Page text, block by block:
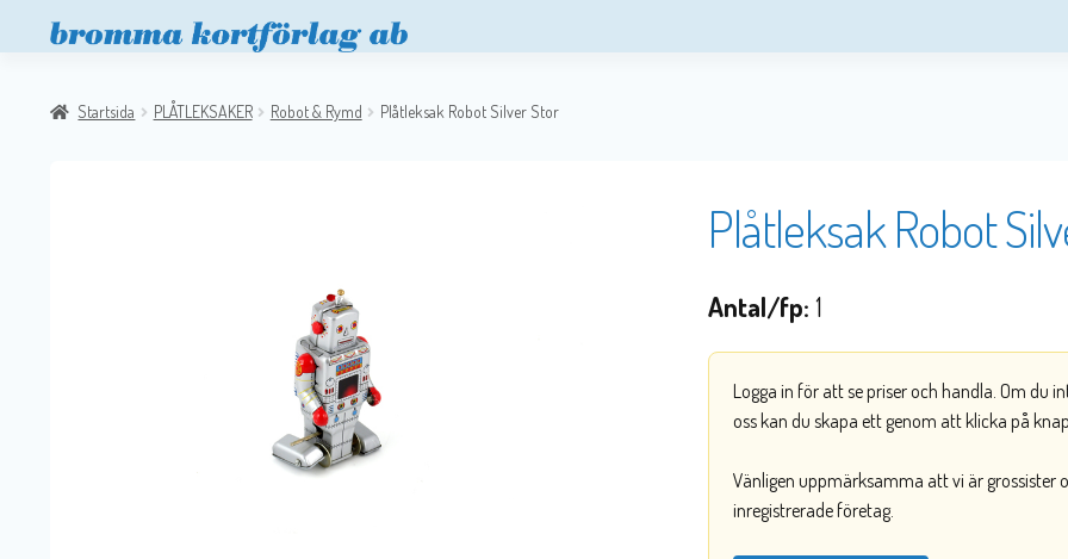
Startsida PLÅTLEKSAKER Robot & Rymd Plåtleksak Robot Silver Stor
Plåtleksak Robot
Antal/fp: 1
Logga in för att se priser och handla. Om du
oss kan du skapa ett genom att klicka på
Vänligen uppmärksamma att vi är grossister
inregistrerade företag.